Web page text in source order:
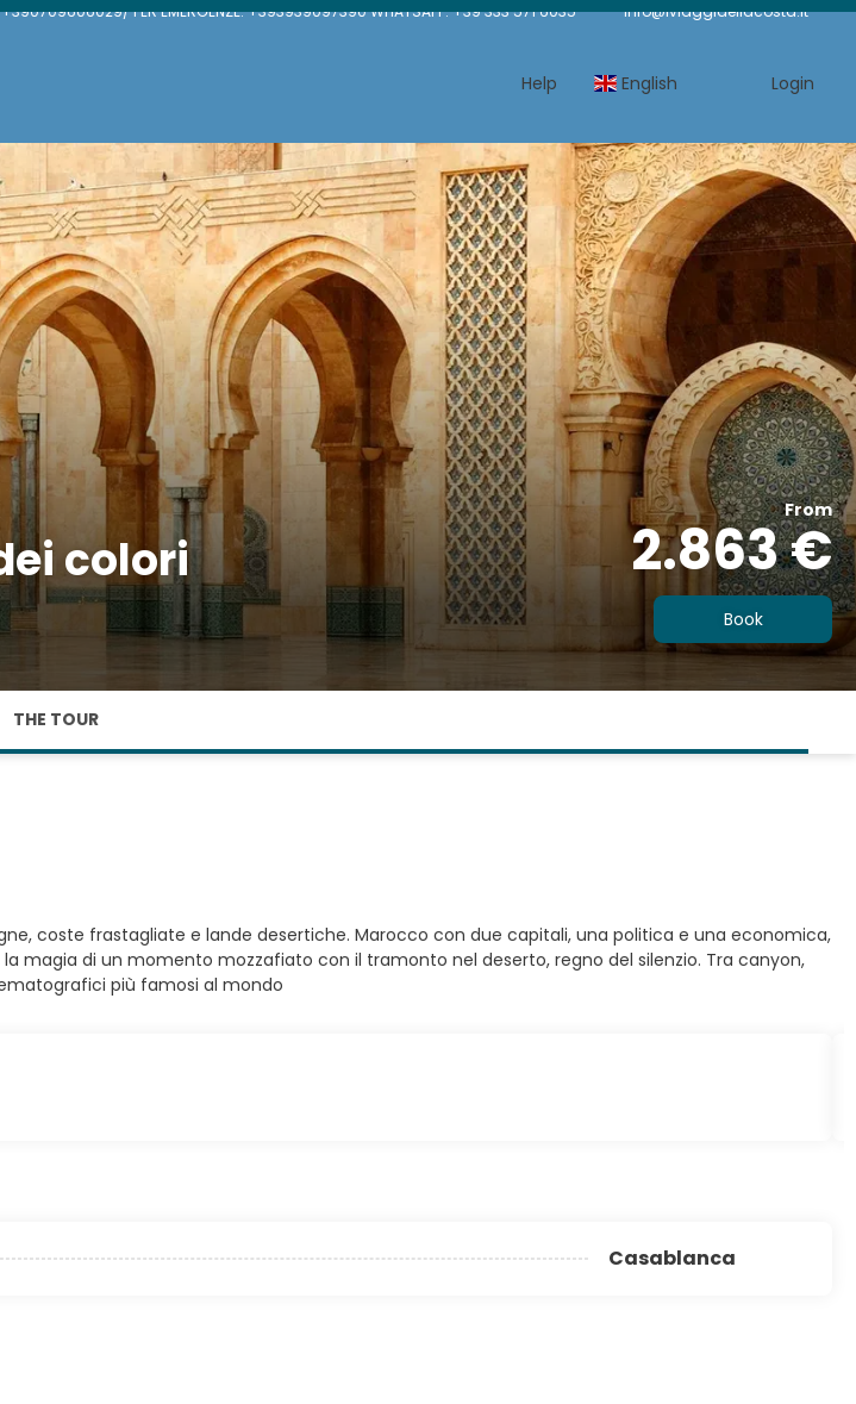
+390709606029/ PER EMERGENZE: +393939097390 WHATSAPP: +39 333 571 6035 info@iviaggidellacosta.it
Help English Login
colori
From
2.863 €
Book
THE TOUR
coste frastagliate e lande desertiche. Marocco con due capitali, una politica e una economica,
magia di un momento mozzafiato con il tramonto nel deserto, regno del silenzio. Tra canyon,
più famosi al mondo
Casablanca